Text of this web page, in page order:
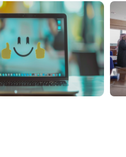
الصورة